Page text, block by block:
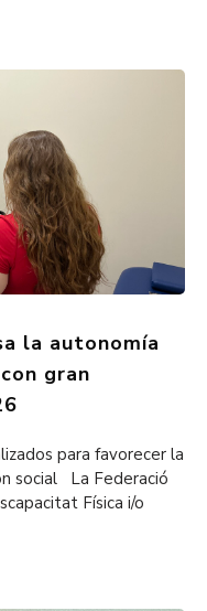
la autonomía
gran
para favorecer la
social La Federació
Física i/o